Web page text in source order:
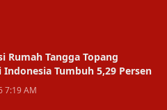
Rumah Tangga Topang
Indonesia Tumbuh 5,29 Persen
7:19 AM